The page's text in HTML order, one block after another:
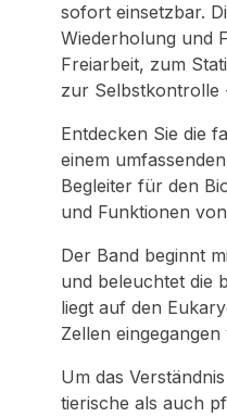
sofort einsetzbar.
Wiederholung und
Freiarbeit, zum
zur Selbstkontrolle
Entdecken Sie die
einem
Begleiter für den
und Funktionen
Der Band beginnt
und beleuchtet die
liegt auf den
Zellen eingegangen
Um das
tierische als auch